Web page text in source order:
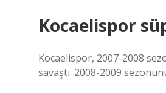
Kocaelispor
Kocaelispor, 2007-2008
savaştı. 2008-2009